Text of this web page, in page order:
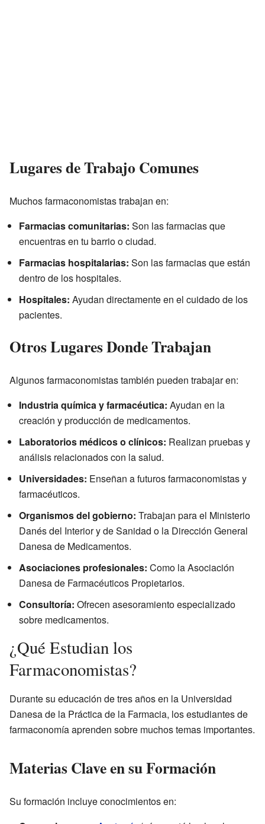
Lugares de Trabajo Comunes
Muchos farmaconomistas trabajan en:
Farmacias comunitarias: Son las farmacias que
encuentras en tu barrio o ciudad.
Farmacias hospitalarias: Son las farmacias que están
dentro de los hospitales.
Hospitales: Ayudan directamente en el cuidado de los
pacientes.
Otros Lugares Donde Trabajan
Algunos farmaconomistas también pueden trabajar en:
Industria química y farmacéutica: Ayudan en la
creación y producción de medicamentos.
Laboratorios médicos o clínicos: Realizan pruebas y
análisis relacionados con la salud.
Universidades: Enseñan a futuros farmaconomistas y
farmacéuticos.
Organismos del gobierno: Trabajan para el Ministerio
Danés del Interior y de Sanidad o la Dirección General
Danesa de Medicamentos.
Asociaciones profesionales: Como la Asociación
Danesa de Farmacéuticos Propietarios.
Consultoría: Ofrecen asesoramiento especializado
sobre medicamentos.
¿Qué Estudian los
Farmaconomistas?
Durante su educación de tres años en la Universidad
Danesa de la Práctica de la Farmacia, los estudiantes de
farmaconomía aprenden sobre muchos temas importantes.
Materias Clave en su Formación
Su formación incluye conocimientos en: